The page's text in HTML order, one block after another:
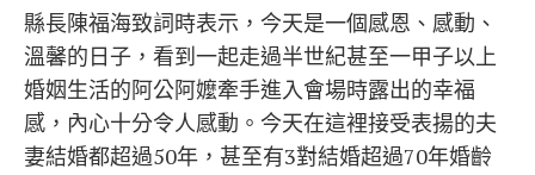
縣長陳福海致詞時表示，今天是一個感恩、感動、
溫馨的日子，看到一起走過半世紀甚至一甲子以上
婚姻生活的阿公阿嬤牽手進入會場時露出的幸福
感，內心十分令人感動。今天在這裡接受表揚的夫
妻結婚都超過50年，甚至有3對結婚超過70年婚齡